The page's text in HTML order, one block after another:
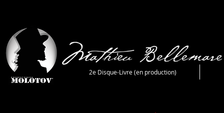
2e Disque-Livre (en production)